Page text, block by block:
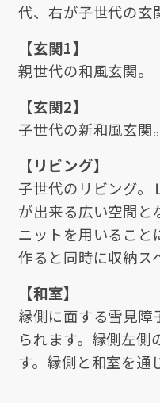
代、右が子世代の玄
【玄関1】
親世代の和風玄関。
【玄関2】
子世代の新和風玄関。
【リビング】
子世代のリビング。
が出来る広い空間と
ニットを用いること
作ると同時に収納ス
【和室】
縁側に面する雪見障
られます。縁側左側
す。縁側と和室を通